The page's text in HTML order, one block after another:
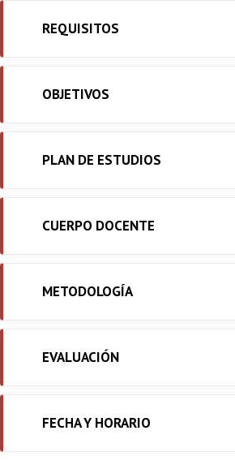
REQUISITOS
OBJETIVOS
PLAN DE ESTUDIOS
CUERPO DOCENTE
METODOLOGÍA
EVALUACIÓN
FECHA Y HORARIO